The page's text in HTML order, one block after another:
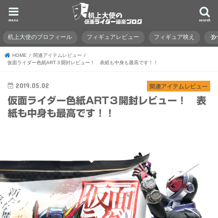
search
menu
机上大使のプロフィール フィギュアレビュー フィギュア映え イ
HOME
関連アイテムレビュー
仮面ライダー色紙ART３開封レビュー！ 表紙も中身も最高です！！
関連アイテムレビュー
2019.05.02
仮面ライダー色紙ART３開封レビュー！ 表
紙も中身も最高です！！